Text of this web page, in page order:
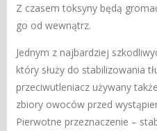
Z czasem toksyny będą
go od wewnątrz.
Jednym z najbardziej
który służy do stabilizowania
przeciwutleniacz używany
zbiory owoców przed
Pierwotne przeznaczenie –